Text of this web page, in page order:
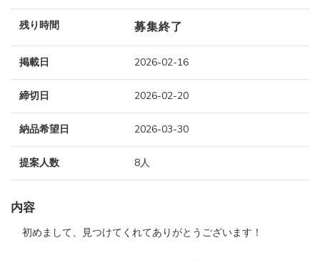
残り時間 募集終了
掲載日 2026-02-16
締切日 2026-02-20
納品希望日 2026-03-30
提案人数 8人
内容
初めまして、見つけてくれてありがとうございます！